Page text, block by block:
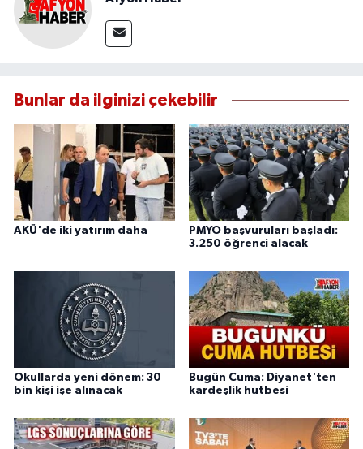
Bunlar da ilginizi çekebilir
AKÜ'de iki yatırım daha
PMYO başvuruları başladı:
3.250 öğrenci alacak
Okullarda yeni dönem: 30
bin kişi işe alınacak
Bugün Cuma: Diyanet'ten
kardeşlik hutbesi